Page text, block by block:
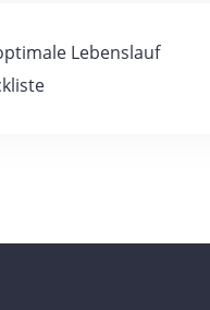
Lebenslauf